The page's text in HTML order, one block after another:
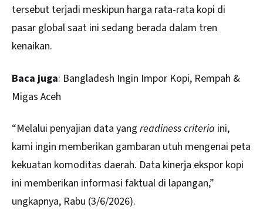
tersebut terjadi meskipun harga rata-rata kopi di
pasar global saat ini sedang berada dalam tren
kenaikan.
Baca juga: Bangladesh Ingin Impor Kopi, Rempah &
Migas Aceh
“Melalui penyajian data yang readiness criteria ini,
kami ingin memberikan gambaran utuh mengenai peta
kekuatan komoditas daerah. Data kinerja ekspor kopi
ini memberikan informasi faktual di lapangan,”
ungkapnya, Rabu (3/6/2026).